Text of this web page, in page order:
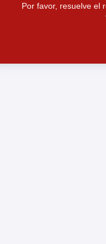
Por favor, resuelve el